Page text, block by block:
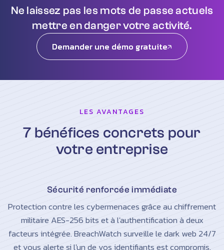
Ne laissez pas les mots de passe actuels
mettre en danger votre activité.
Demander une démo gratuite
Demander une démo gratuite
LES AVANTAGES
7 bénéfices concrets pour
votre entreprise
Sécurité renforcée immédiate
Protection contre les cybermenaces grâce au chiffrement
militaire AES-256 bits et à l'authentification à deux
facteurs intégrée. BreachWatch surveille le dark web 24/7
et vous alerte si l'un de vos identifiants est compromis.